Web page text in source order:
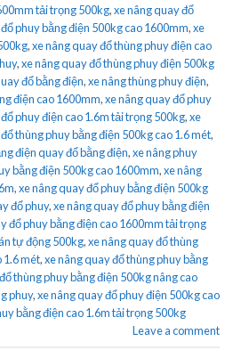
tải trọng 500kg,xe nâng quay đổ
phuy bằng điện 500kg cao 1600mm,xe
,xe nâng quay đổ thùng phuy điện cao
,xe nâng quay đổ thùng phuy điện 500kg
đổ bằng điện,xe nâng thùng phuy điện,
điện cao 1600mm,xe nâng quay đổ phuy
phuy điện cao 1.6m tải trọng 500kg,xe
thùng phuy bằng điện 500kg cao 1.6 mét,
điện quay đổ bằng điện,xe nâng phuy
bằng điện 500kg cao 1600mm,xe nâng
,xe nâng quay đổ phuy bằng điện 500kg
đổ phuy,xe nâng quay đổ phuy bằng điện
đổ phuy bằng điện cao 1600mm tải trọng
tự động 500kg,xe nâng quay đổ thùng
1.6 mét,xe nâng quay đổ thùng phuy bằng
thùng phuy bằng điện 500kg nâng cao
phuy,xe nâng quay đổ phuy điện 500kg cao
bằng điện cao 1.6m tải trọng 500kg
Leave a comment